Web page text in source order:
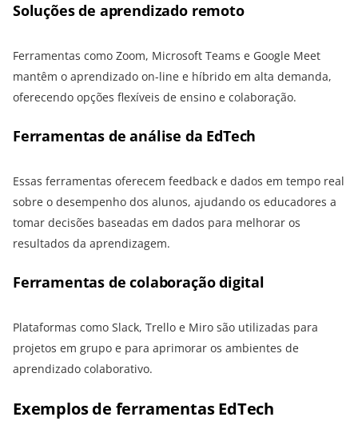
Soluções de aprendizado remoto
Ferramentas como Zoom, Microsoft Teams e Google Meet
mantêm o aprendizado on-line e híbrido em alta demanda,
oferecendo opções flexíveis de ensino e colaboração.
Ferramentas de análise da EdTech
Essas ferramentas oferecem feedback e dados em tempo real
sobre o desempenho dos alunos, ajudando os educadores a
tomar decisões baseadas em dados para melhorar os
resultados da aprendizagem.
Ferramentas de colaboração digital
Plataformas como Slack, Trello e Miro são utilizadas para
projetos em grupo e para aprimorar os ambientes de
aprendizado colaborativo.
Exemplos de ferramentas EdTech